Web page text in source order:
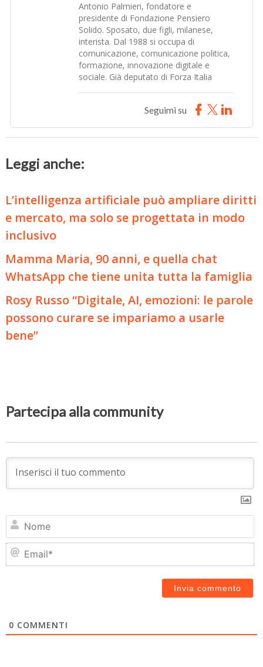
Antonio Palmieri, fondatore e
presidente di Fondazione Pensiero
Solido. Sposato, due figli, milanese,
interista. Dal 1988 si occupa di
comunicazione, comunicazione politica,
formazione, innovazione digitale e
sociale. Già deputato di Forza Italia
Seguimi su
Leggi anche:
L’intelligenza artificiale può ampliare diritti
e mercato, ma solo se progettata in modo
inclusivo
Mamma Maria, 90 anni, e quella chat
WhatsApp che tiene unita tutta la famiglia
Rosy Russo “Digitale, AI, emozioni: le parole
possono curare se impariamo a usarle
bene”
Partecipa alla community
0 COMMENTI